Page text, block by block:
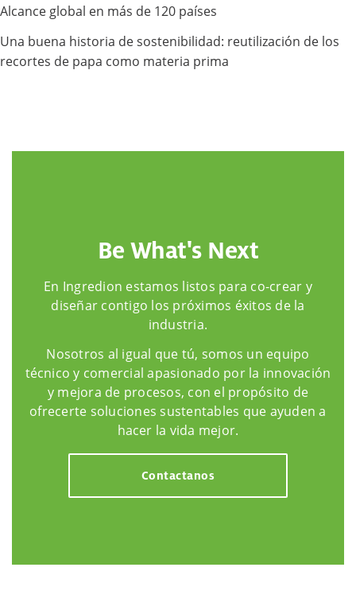
Alcance global en más de 120 países
Una buena historia de sostenibilidad: reutilización de los
recortes de papa como materia prima
Be What's Next
En Ingredion estamos listos para co-crear y
diseñar contigo los próximos éxitos de la
industria.
Nosotros al igual que tú, somos un equipo
técnico y comercial apasionado por la innovación
y mejora de procesos, con el propósito de
ofrecerte soluciones sustentables que ayuden a
hacer la vida mejor.
Contactanos